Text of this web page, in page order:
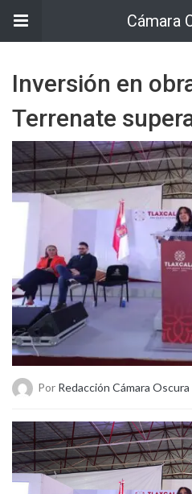
Cámara
Inversión en
Terrenate
Por Redacción Cámara Oscura